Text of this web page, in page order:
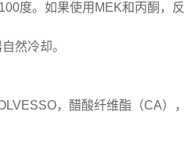
度。如果使用MEK和丙酮，
然冷却。
，醋酸纤维酯（CA）